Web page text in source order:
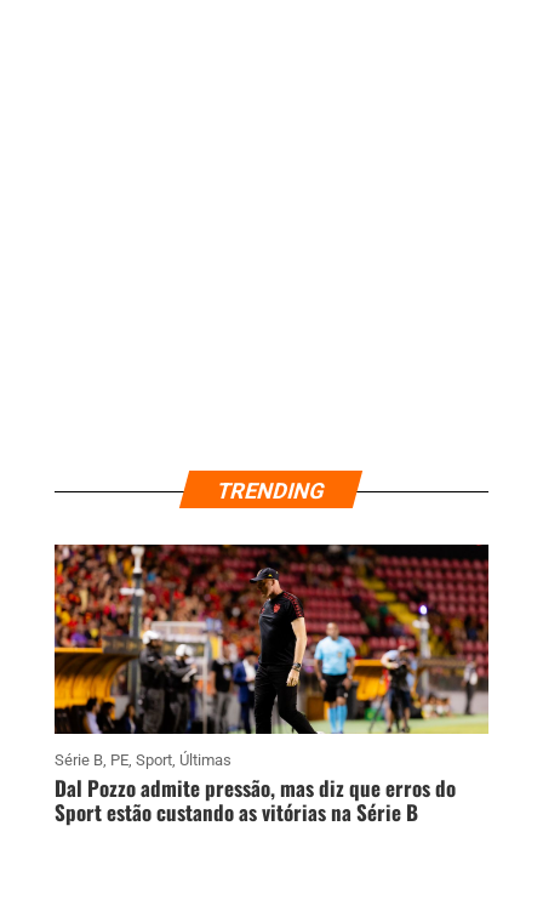
TRENDING
Série B, PE, Sport, Últimas
Dal Pozzo admite pressão, mas diz que erros do
Sport estão custando as vitórias na Série B